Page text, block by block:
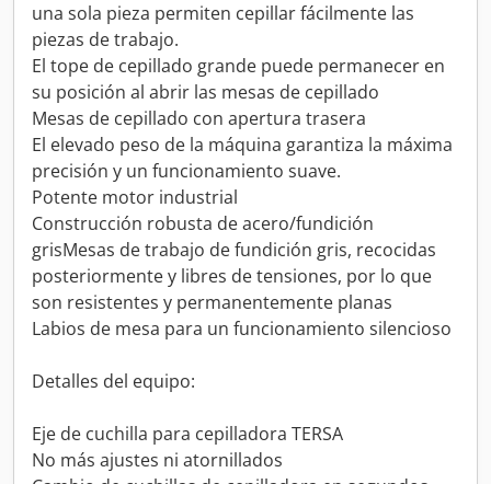
una sola pieza permiten cepillar fácilmente las
piezas de trabajo.
El tope de cepillado grande puede permanecer en
su posición al abrir las mesas de cepillado
Mesas de cepillado con apertura trasera
El elevado peso de la máquina garantiza la máxima
precisión y un funcionamiento suave.
Potente motor industrial
Construcción robusta de acero/fundición
grisMesas de trabajo de fundición gris, recocidas
posteriormente y libres de tensiones, por lo que
son resistentes y permanentemente planas
Labios de mesa para un funcionamiento silencioso
Detalles del equipo:
Eje de cuchilla para cepilladora TERSA
No más ajustes ni atornillados